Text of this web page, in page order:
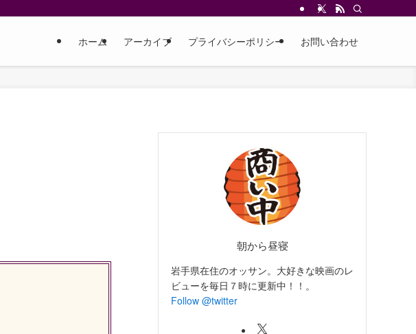
ホーム アーカイブ プライバシーポリシー お問い合わせ
朝から昼寝
岩手県在住のオッサン。大好きな映画のレ
ビューを毎日７時に更新中！！。
Follow @twitter